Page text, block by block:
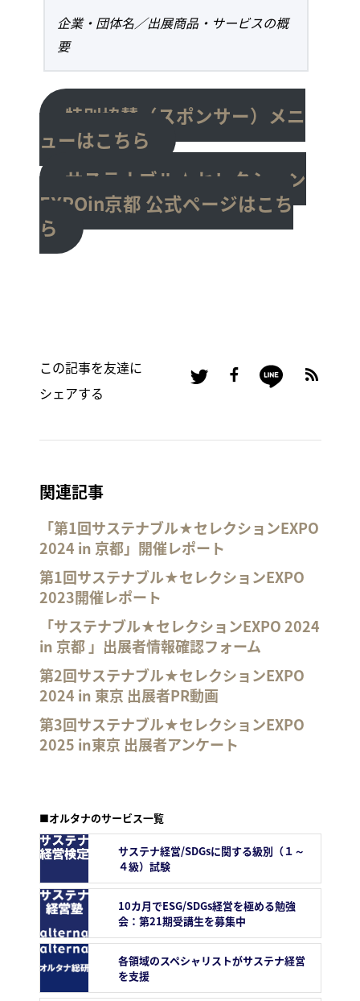
企業・団体名／出展商品・サービスの概
要
特別協賛（スポンサー）メニ
ューはこちら
サステナブル★セレクション
EXPOin京都 公式ページはこち
ら
この記事を友達に
シェアする
関連記事
「第1回サステナブル★セレクションEXPO
2024 in 京都」開催レポート
第1回サステナブル★セレクションEXPO
2023開催レポート
「サステナブル★セレクションEXPO 2024
in 京都 」出展者情報確認フォーム
第2回サステナブル★セレクションEXPO
2024 in 東京 出展者PR動画
第3回サステナブル★セレクションEXPO
2025 in東京 出展者アンケート
■オルタナのサービス一覧
サステナ経営/SDGsに関する級別（１～
４級）試験
10カ月でESG/SDGs経営を極める勉強
会：第21期受講生を募集中
各領域のスペシャリストがサステナ経営
を支援